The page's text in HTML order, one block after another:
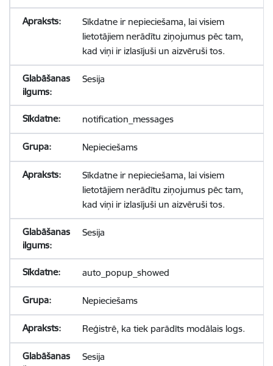
Sīkdatne ir nepieciešama, lai visiem
lietotājiem nerādītu ziņojumus pēc tam,
kad viņi ir izlasījuši un aizvēruši tos.
Sesija
notification_messages
Nepieciešams
Sīkdatne ir nepieciešama, lai visiem
lietotājiem nerādītu ziņojumus pēc tam,
kad viņi ir izlasījuši un aizvēruši tos.
Sesija
auto_popup_showed
Nepieciešams
Reģistrē, ka tiek parādīts modālais logs.
Sesija